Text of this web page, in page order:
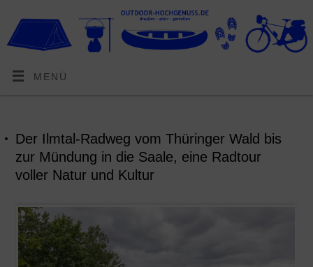
MENÜ
Der Ilmtal-Radweg vom Thüringer Wald bis
zur Mündung in die Saale, eine Radtour
voller Natur und Kultur